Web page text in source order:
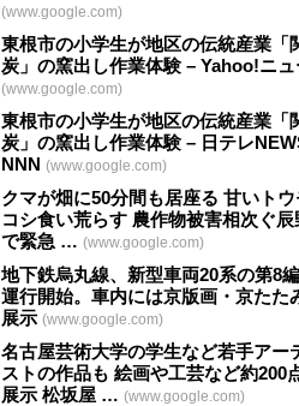
(www.google.com)
東根市の小学生が地区の伝統産業
炭」の窯出し作業体験 – Yahoo!ニュ
(www.google.com)
東根市の小学生が地区の伝統産業
炭」の窯出し作業体験 – 日テレ
NNN (www.google.com)
クマが畑に50分間も居座る 甘いトウ
コシ食い荒らす 農作物被害相次ぐ辰
で緊急 … (www.google.com)
地下鉄烏丸線、新型車両20系の第8
運行開始。車内には京版画・京たた
展示 (www.google.com)
名古屋芸術大学の学生など若手アー
ストの作品も 絵画や工芸など約200
展示 松坂屋 … (www.google.com)